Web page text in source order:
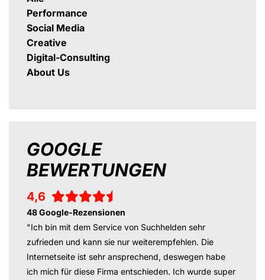
Performance
Social Media
Creative
Digital-Consulting
About Us
GOOGLE
BEWERTUNGEN
4,6
48 Google-Rezensionen
"Ich bin mit dem Service von Suchhelden sehr
zufrieden und kann sie nur weiterempfehlen. Die
Internetseite ist sehr ansprechend, deswegen habe
ich mich für diese Firma entschieden. Ich wurde super